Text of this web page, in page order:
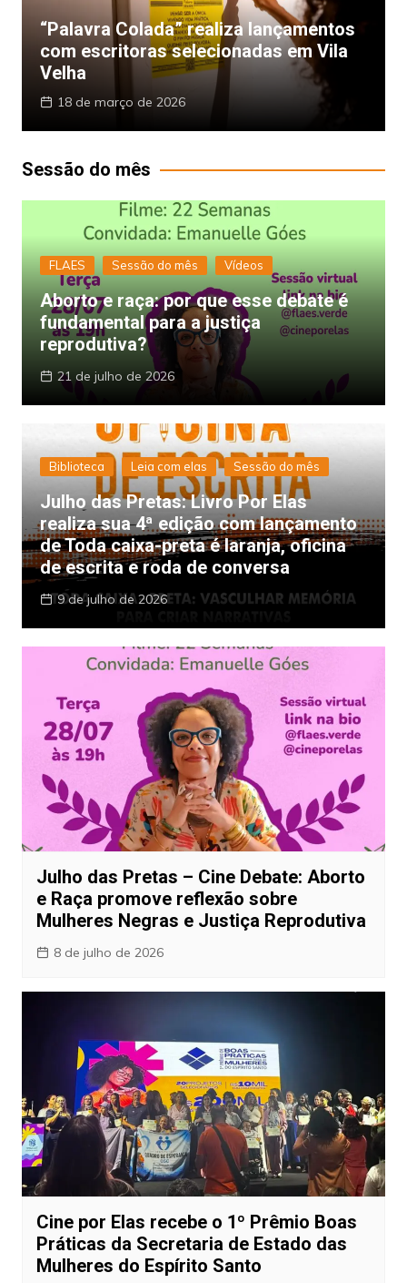
“Palavra Colada” realiza lançamentos
com escritoras selecionadas em Vila
Velha
18 de março de 2026
Sessão do mês
FLAES Sessão do mês Vídeos
Aborto e raça: por que esse debate é
fundamental para a justiça
reprodutiva?
21 de julho de 2026
Biblioteca Leia com elas Sessão do mês
Julho das Pretas: Livro Por Elas
realiza sua 4ª edição com lançamento
de Toda caixa-preta é laranja, oficina
de escrita e roda de conversa
9 de julho de 2026
Julho das Pretas – Cine Debate: Aborto
e Raça promove reflexão sobre
Mulheres Negras e Justiça Reprodutiva
8 de julho de 2026
Cine por Elas recebe o 1º Prêmio Boas
Práticas da Secretaria de Estado das
Mulheres do Espírito Santo